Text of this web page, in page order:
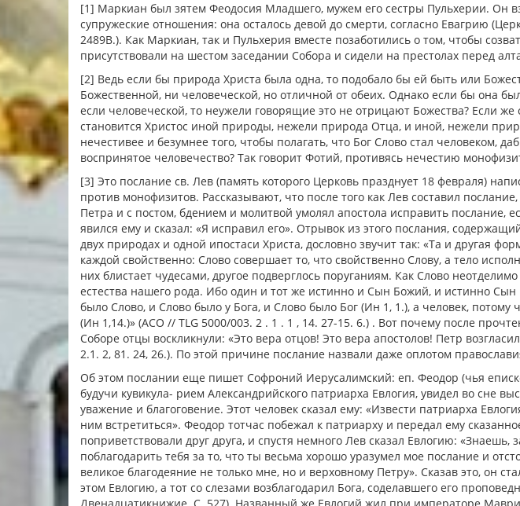
[1] Маркиан был зятем Феодосия Младшего, мужем его сестры Пульхерии. Он
супружеские отношения: она осталось девой до смерти, согласно Евагрию
2489В.). Как Маркиан, так и Пульхерия вместе позаботились о том, чтобы
присутствовали на шестом заседании Собора и сидели на престолах перед
[2] Ведь если бы природа Христа была одна, то подобало бы ей быть или
Божественной, ни человеческой, но отличной от обеих. Однако если бы она
если человеческой, то неужели говорящие это не отрицают Божества? Если же
становится Христос иной природы, нежели природа Отца, и иной, нежели
нечестивее и безумнее того, чтобы полагать, что Бог Слово стал человеком,
воспринятое человечество? Так говорит Фотий, противясь нечестию
[3] Это послание св. Лев (память которого Церковь празднует 18 февраля)
против монофизитов. Рассказывают, что после того как Лев составил
Петра и с постом, бдением и молитвой умолял апостола исправить послание,
явился ему и сказал: «Я исправил его». Отрывок из этого послания,
двух природах и одной ипостаси Христа, дословно звучит так: «Та и другая
каждой свойственно: Слово совершает то, что свойственно Слову, а тело
них блистает чудесами, другое подверглось поруганиям. Как Слово
естества нашего рода. Ибо один и тот же истинно и Сын Божий, и истинно Сын
было Слово, и Слово было у Бога, и Слово было Бог (Ин 1, 1.), а человек, потому
(Ин 1,14.)» (АСО // TLG 5000/003. 2 . 1 . 1 , 14. 27-15. 6.) . Вот почему после
Соборе отцы воскликнули: «Это вера отцов! Это вера апостолов! Петр
2.1. 2, 81. 24, 26.). По этой причине послание назвали даже оплотом
Об этом послании еще пишет Софроний Иерусалимский: еп. Феодор (чья
будучи кувикула- рием Александрийского патриарха Евлогия, увидел во сне
уважение и благоговение. Этот человек сказал ему: «Извести патриарха
ним встретиться». Феодор тотчас побежал к патриарху и передал ему
поприветствовали друг друга, и спустя немного Лев сказал Евлогию:
поблагодарить тебя за то, что ты весьма хорошо уразумел мое послание и
великое благодеяние не только мне, но и верховному Петру». Сказав это, он
этом Евлогию, а тот со слезами возблагодарил Бога, соделавшего его